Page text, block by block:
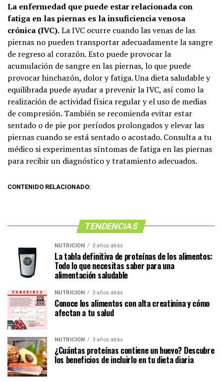
La enfermedad que puede estar relacionada con
fatiga en las piernas es la insuficiencia venosa
crónica (IVC).La IVC ocurre cuando las venas de las
piernas no pueden transportar adecuadamente la sangre
de regreso al corazón. Esto puede provocar la
acumulación de sangre en las piernas, lo que puede
provocar hinchazón, dolor y fatiga. Una dieta saludable y
equilibrada puede ayudar a prevenir la IVC, así como la
realización de actividad física regular y el uso de medias
de compresión. También se recomienda evitar estar
sentado o de pie por períodos prolongados y elevar las
piernas cuando se está sentado o acostado. Consulta a tu
médico si experimentas síntomas de fatiga en las piernas
para recibir un diagnóstico y tratamiento adecuados.
CONTENIDO RELACIONADO:
TENDENCIAS
NUTRICIÓN 3 años atrás
La tabla definitiva de proteínas de los alimentos:
Todo lo que necesitas saber para una
alimentación saludable
NUTRICIÓN 3 años atrás
Conoce los alimentos con alta creatinina y cómo
afectan a tu salud
NUTRICIÓN 3 años atrás
¿Cuántas proteínas contiene un huevo? Descubre
los beneficios de incluirlo en tu dieta diaria